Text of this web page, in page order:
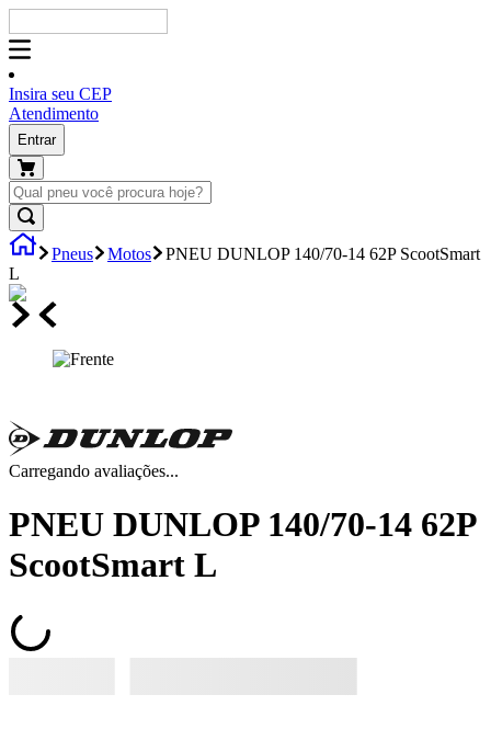
Insira seu CEP
Atendimento
Entrar
Pneus Motos
PNEU DUNLOP 140/70-14 62P ScootSmart
L
Carregando avaliações...
PNEU DUNLOP 140/70-14 62P
ScootSmart L